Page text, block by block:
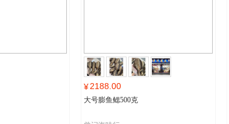
¥2188.00
大号膨鱼鳃500克